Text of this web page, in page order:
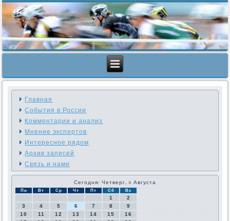
Главная
События в России
Комментарии и анализ
Мнение экспертов
Интересное рядом
Архив записей
Связь и нами
Сегодня: Четверг, 6 Августа
Пн Вт Ср Чт Пт Сб Вс
1
2
3
4 5 6 7 8
9
10
11 12 13 14 15
16